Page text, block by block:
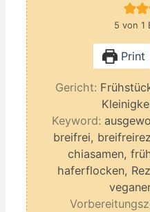
5 von 1
Print
Gericht:
Keyword:
breifrei,
chiasamen,
haferflocken,